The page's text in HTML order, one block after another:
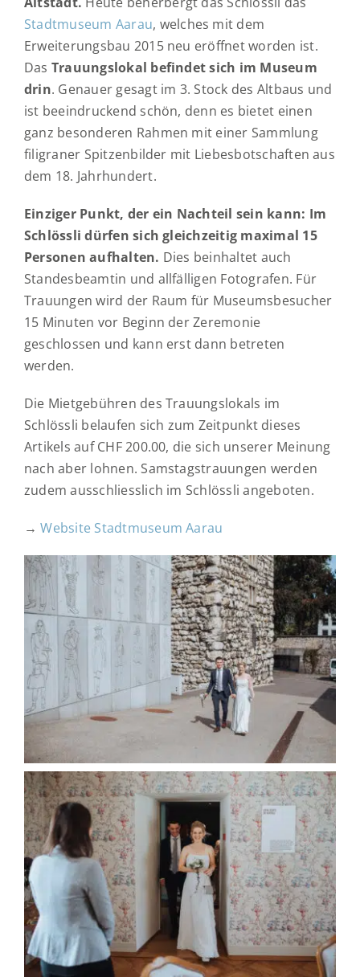
Stadtmuseum Aarau, welches mit dem
Erweiterungsbau 2015 neu eröffnet worden ist.
Das Trauungslokal befindet sich im Museum
drin. Genauer gesagt im 3. Stock des Altbaus und
ist beeindruckend schön, denn es bietet einen
ganz besonderen Rahmen mit einer Sammlung
filigraner Spitzenbilder mit Liebesbotschaften aus
dem 18. Jahrhundert.
Einziger Punkt, der ein Nachteil sein kann: Im
Schlössli dürfen sich gleichzeitig maximal 15
Personen aufhalten. Dies beinhaltet auch
Standesbeamtin und allfälligen Fotografen. Für
Trauungen wird der Raum für Museumsbesucher
15 Minuten vor Beginn der Zeremonie
geschlossen und kann erst dann betreten
werden.
Die Mietgebühren des Trauungslokals im
Schlössli belaufen sich zum Zeitpunkt dieses
Artikels auf CHF 200.00, die sich unserer Meinung
nach aber lohnen. Samstagstrauungen werden
zudem ausschliesslich im Schlössli angeboten.
→Website Stadtmuseum Aarau